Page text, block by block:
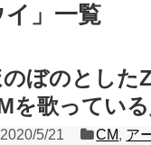
」 一覧
ぼのとした
を歌ってい
2020/5/21 CM, ア